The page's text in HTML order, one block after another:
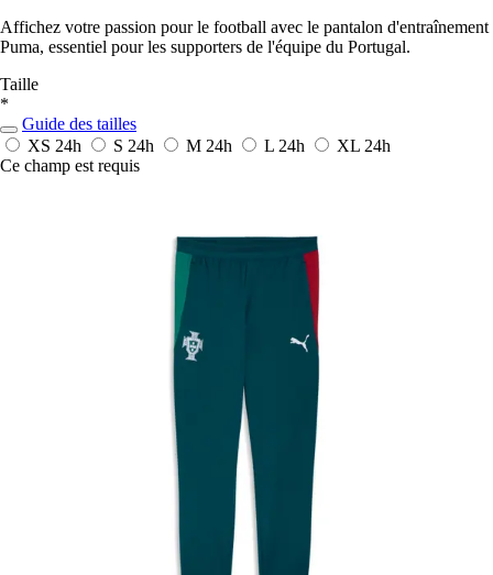
Affichez votre passion pour le football avec le pantalon d'entraînement
Puma, essentiel pour les supporters de l'équipe du Portugal.
Taille
*
Guide des tailles
XS 24h S 24h M 24h L 24h XL 24h
Ce champ est requis